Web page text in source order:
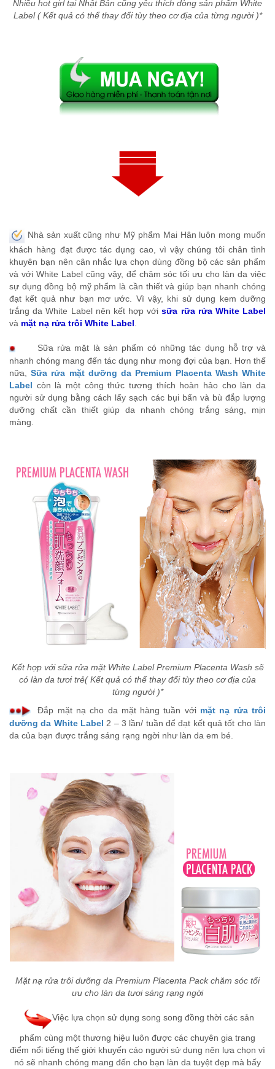
Nhiều hot girl tại Nhật Bản cũng yêu thích dòng sản phẩm White
Label ( Kết quả có thể thay đổi tùy theo cơ địa của từng người )*
Nhà sản xuất cũng như Mỹ phẩm Mai Hân luôn mong muốn
khách hàng đạt được tác dụng cao, vì vậy chúng tôi chân tình
khuyên bạn nên cân nhắc lựa chọn dùng đồng bộ các sản phẩm
và với White Label cũng vậy, để chăm sóc tối ưu cho làn da việc
sự dụng đồng bộ mỹ phẩm là cần thiết và giúp bạn nhanh chóng
đạt kết quả như bạn mơ ước . Vì vậy, khi sử dụng kem dưỡng
trắng da White Label nên kết hợp vớisữa rữa rửa White Label
và mặt nạ rửa trôi White Label
Sữa rửa mặt là sản phẩm có những tác dụng hỗ trợ và
nhanh chóng mang đến tác dụng như mong đợi của bạn. Hơn thế
nữa,Sữa rửa mặt dưỡng da Premium Placenta Wash White
Label còn là một công thức tương thích hoàn hảo cho làn da
người sử dụng bằng cách lấy sạch các bụi bẩn và bù đắp lượng
dưỡng chất cần thiết giúp da nhanh chóng trắng sáng, mịn
màng.
Kết hợp với sữa rửa mặtWhite Label Premium Placenta Wash sẽ
có làn da tươi trẻ( Kết quả có thể thay đổi tùy theo cơ địa của
từng người )*
Đắp mặt nạ cho da mặt hàng tuần với mặt nạ rửa trôi
dưỡng da White Label 2 – 3 lần/ tuần để đạt kết quả tốt cho làn
da của bạn được trắng sáng rạng ngời như làn da em bé.
Mặt nạ rửa trôi dưỡng da Premium Placenta Pack chăm sóc tối
ưu cho làn da tươi sáng rạng ngời
Việc lựa chọn sử dụng song song đồng thời các sản
phẩm cùng một thương hiệu luôn được các chuyên gia trang
điểm nổi tiếng thế giới khuyến cáo người sử dụng nên lựa chọn vì
nó sẽ nhanh chóng mang đến cho bạn làn da tuyệt đẹp mà bấy